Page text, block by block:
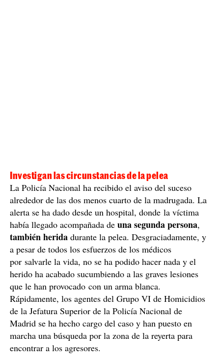
Investigan las circunstancias de la pelea
La Policía Nacional ha recibido el aviso del suceso
alrededor de las dos menos cuarto de la madrugada. La
alerta se ha dado desde un hospital, donde la víctima
había llegado acompañada de una segunda persona,
también herida durante la pelea. Desgraciadamente, y
a pesar de todos los esfuerzos de los médicos
por salvarle la vida, no se ha podido hacer nada y el
herido ha acabado sucumbiendo a las graves lesiones
que le han provocado con un arma blanca.
Rápidamente, los agentes del Grupo VI de Homicidios
de la Jefatura Superior de la Policía Nacional de
Madrid se ha hecho cargo del caso y han puesto en
marcha una búsqueda por la zona de la reyerta para
encontrar a los agresores.